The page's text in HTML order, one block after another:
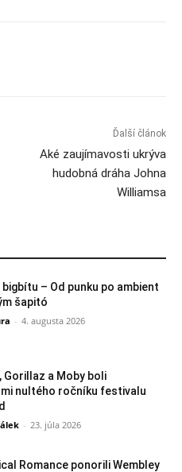
Ďalší článok
Aké zaujímavosti ukrýva
hudobná dráha Johna
Williamsa
bigbítu – Od punku po ambient
šapitó
- 4. augusta 2026
Gorillaz a Moby boli
nultého ročníku festivalu
- 23. júla 2026
Romance ponorili Wembley